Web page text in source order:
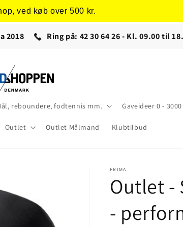
ved køb over 500 kr.
2018 Ring på: 42 30 64 26 - Kl. 09.00 til
reboundere, fodtennis mm. Gaveideer 0 - 3000
Outlet Outlet Målmand Klubtilbud
ERIMA
Outlet -
-